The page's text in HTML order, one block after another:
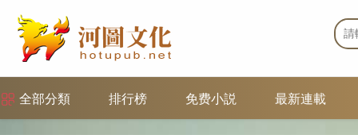
全部分類 排行榜 免费小説 最新連載